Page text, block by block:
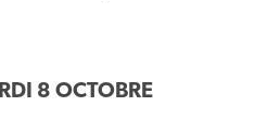
8 OCTOBRE